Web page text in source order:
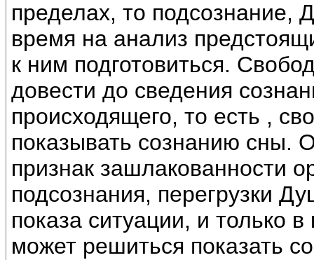
пределах, то подсознание,
время на анализ
к ним подготовиться.
довести до сведения
происходящего, то есть ,
показывать сознанию сны.
признак зашлакованности
подсознания, перегрузки
показа ситуации, и только
может решиться показать